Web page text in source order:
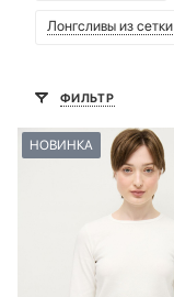
Лонгсливы из сетки
ФИЛЬТР
НОВИНКА